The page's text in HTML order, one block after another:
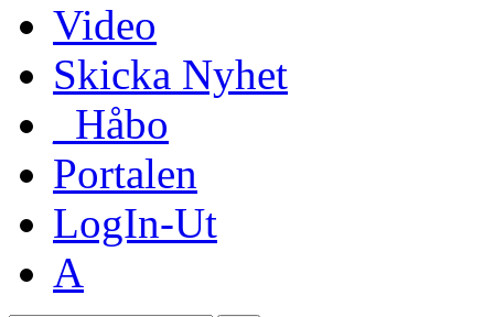
Video
Skicka Nyhet
_Håbo
Portalen
LogIn-Ut
A